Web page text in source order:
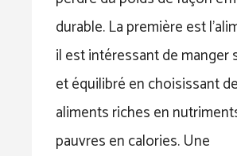
durable. La première est
il est intéressant de manger
et équilibré en choisissant
aliments riches en
pauvres en calories. Une